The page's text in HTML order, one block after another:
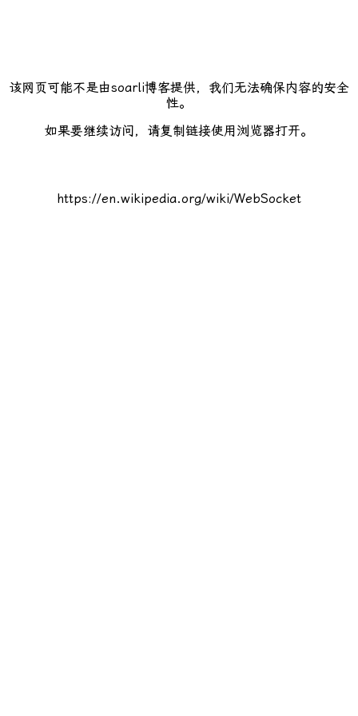
该网页可能不是由soarli博客提供，我们无法确保内容的安全
性。
如果要继续访问，请复制链接使用浏览器打开。
https://en.wikipedia.org/wiki/WebSocket